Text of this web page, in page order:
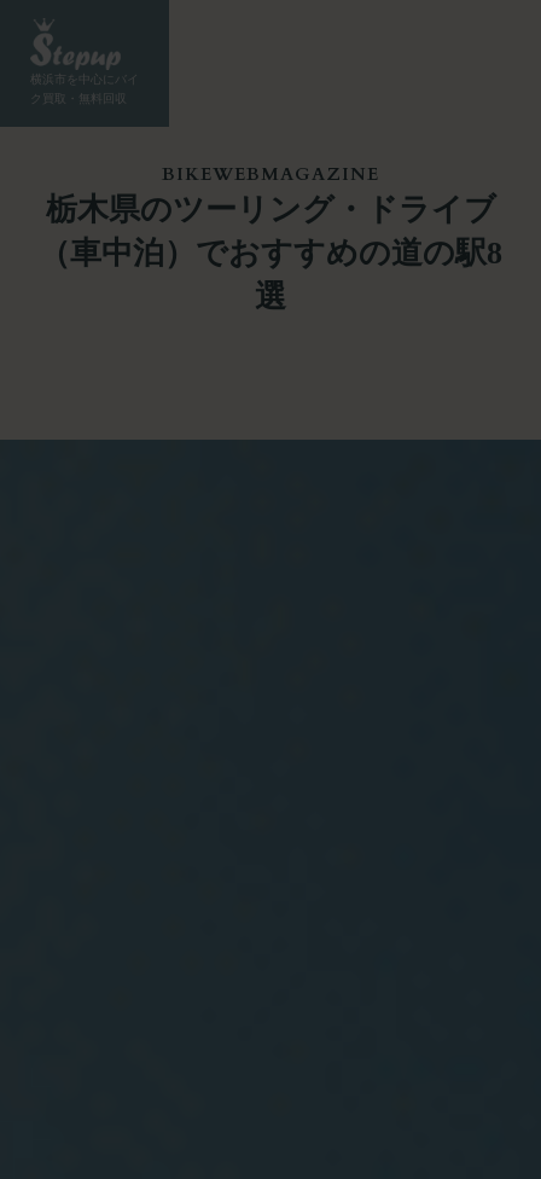
横浜市を中心にバイ
ク買取・無料回収
栃木県のツーリング・ドライブ
（車中泊）でおすすめの道の駅8
選
BIKEWEBMAGAZINE